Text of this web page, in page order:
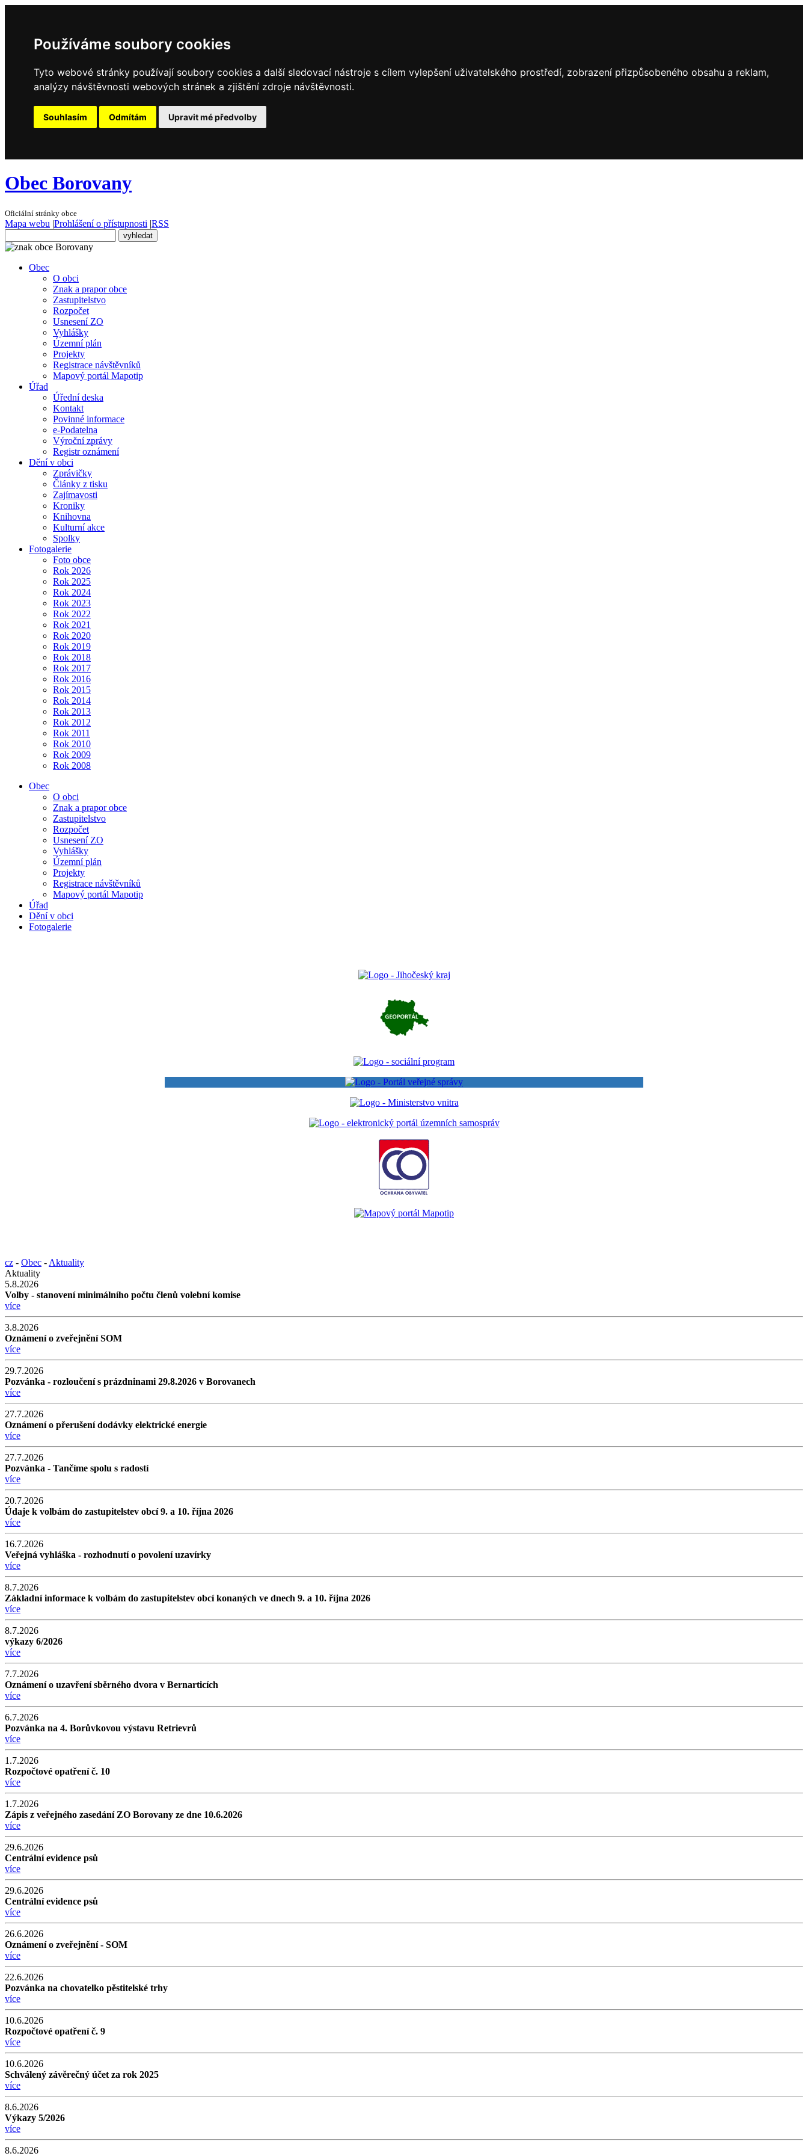
Používáme soubory cookies
Tyto webové stránky používají soubory cookies a další sledovací nástroje s cílem vylepšení uživatelského prostředí, zobrazení přizpůsobeného obsahu a reklam,
analýzy návštěvnosti webových stránek a zjištění zdroje návštěvnosti.
Souhlasím Odmítám Upravit mé předvolby
Obec Borovany
Oficiální stránky obce
Mapa webu |Prohlášení o přístupnosti |RSS
Obec
O obci
Znak a prapor obce
Zastupitelstvo
Rozpočet
Usnesení ZO
Vyhlášky
Územní plán
Projekty
Registrace návštěvníků
Mapový portál Mapotip
Úřad
Úřední deska
Kontakt
Povinné informace
e-Podatelna
Výroční zprávy
Registr oznámení
Dění v obci
Zprávičky
Články z tisku
Zajímavosti
Kroniky
Knihovna
Kulturní akce
Spolky
Fotogalerie
Foto obce
Rok 2026
Rok 2025
Rok 2024
Rok 2023
Rok 2022
Rok 2021
Rok 2020
Rok 2019
Rok 2018
Rok 2017
Rok 2016
Rok 2015
Rok 2014
Rok 2013
Rok 2012
Rok 2011
Rok 2010
Rok 2009
Rok 2008
Obec
O obci
Znak a prapor obce
Zastupitelstvo
Rozpočet
Usnesení ZO
Vyhlášky
Územní plán
Projekty
Registrace návštěvníků
Mapový portál Mapotip
Úřad
Dění v obci
Fotogalerie
cz - Obec - Aktuality
Aktuality
5.8.2026
Volby - stanovení minimálního počtu členů volební komise
více
3.8.2026
Oznámení o zveřejnění SOM
více
29.7.2026
Pozvánka - rozloučení s prázdninami 29.8.2026 v Borovanech
více
27.7.2026
Oznámení o přerušení dodávky elektrické energie
více
27.7.2026
Pozvánka - Tančíme spolu s radostí
více
20.7.2026
Údaje k volbám do zastupitelstev obcí 9. a 10. října 2026
více
16.7.2026
Veřejná vyhláška - rozhodnutí o povolení uzavírky
více
8.7.2026
Základní informace k volbám do zastupitelstev obcí konaných ve dnech 9. a 10. října 2026
více
8.7.2026
výkazy 6/2026
více
7.7.2026
Oznámení o uzavření sběrného dvora v Bernarticích
více
6.7.2026
Pozvánka na 4. Borůvkovou výstavu Retrievrů
více
1.7.2026
Rozpočtové opatření č. 10
více
1.7.2026
Zápis z veřejného zasedání ZO Borovany ze dne 10.6.2026
více
29.6.2026
Centrální evidence psů
více
29.6.2026
Centrální evidence psů
více
26.6.2026
Oznámení o zveřejnění - SOM
více
22.6.2026
Pozvánka na chovatelko pěstitelské trhy
více
10.6.2026
Rozpočtové opatření č. 9
více
10.6.2026
Schválený závěrečný účet za rok 2025
více
8.6.2026
Výkazy 5/2026
více
8.6.2026